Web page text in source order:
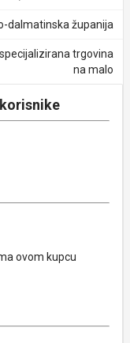
dalmatinska županija
trgovina
na malo
ovom kupcu